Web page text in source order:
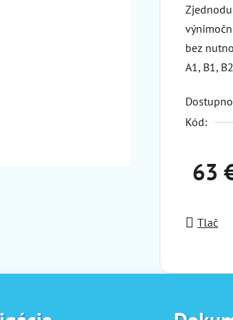
bez
A1, B1,
Kód:
63
Tlač